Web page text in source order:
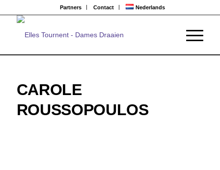
Partners Contact Nederlands
CAROLE
ROUSSOPOULOS